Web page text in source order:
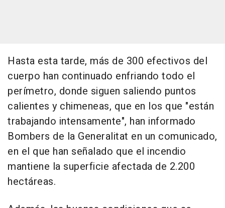
Hasta esta tarde, más de 300 efectivos del
cuerpo han continuado enfriando todo el
perímetro, donde siguen saliendo puntos
calientes y chimeneas, que en los que "están
trabajando intensamente", han informado
Bombers de la Generalitat en un comunicado,
en el que han señalado que el incendio
mantiene la superficie afectada de 2.200
hectáreas.